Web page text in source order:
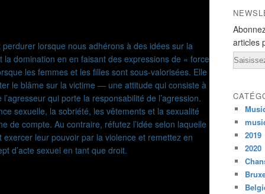
articles
Email
2019
2020